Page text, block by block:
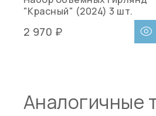
"Красный" (2024) 3 шт.
2 970 ₽
Аналогичные